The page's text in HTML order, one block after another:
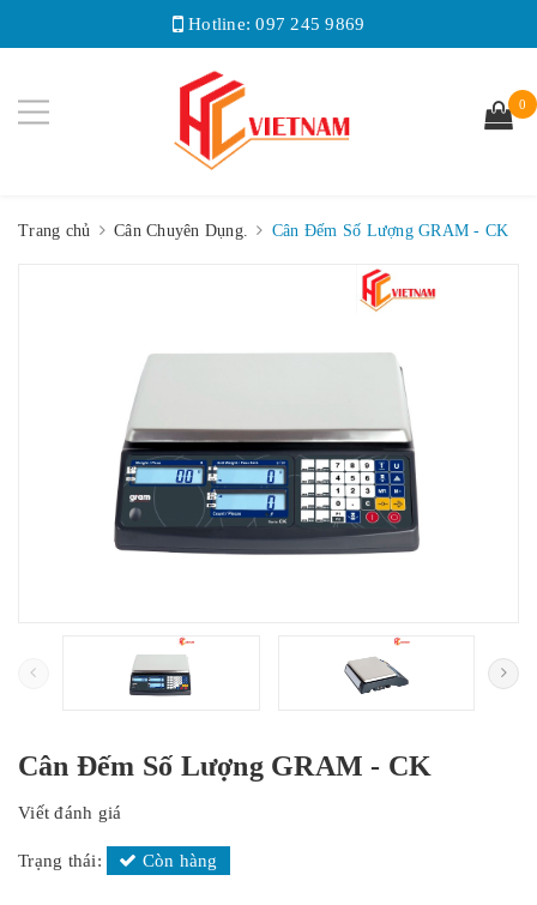
Hotline:097 245 9869
0
Trang chủ Cân Chuyên Dụng. Cân Đếm Số Lượng GRAM - CK
Cân Đếm Số Lượng GRAM - CK
Viết đánh giá
Trạng thái: Còn hàng